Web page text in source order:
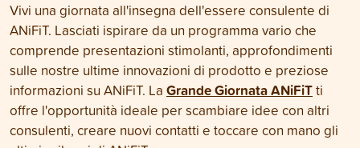
Vivi una giornata all'insegna dell'essere consulente di
ANiFiT. Lasciati ispirare da un programma vario che
comprende presentazioni stimolanti, approfondimenti
sulle nostre ultime innovazioni di prodotto e preziose
informazioni su ANiFiT. La Grande Giornata ANiFiTti
offre l'opportunità ideale per scambiare idee con altri
consulenti, creare nuovi contatti e toccare con mano gli